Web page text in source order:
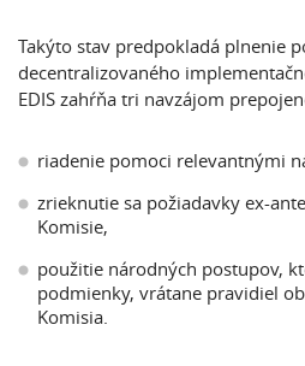
Takýto stav predpokladá plnenie
decentralizovaného
EDIS zahŕňa tri navzájom
riadenie pomoci relevantnými
zrieknutie sa požiadavky ex-
Komisie,
použitie národných postupov,
podmienky, vrátane pravidiel
Komisia.